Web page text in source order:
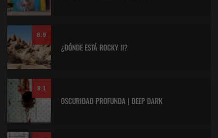
8.9
¿DÓNDE ESTÁ ROCKY II?
8.1
OSCURIDAD PROFUNDA | DEEP DARK